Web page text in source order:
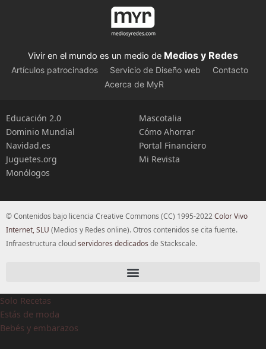
Vivir en el mundo es un medio de Medios y Redes
Artículos patrocinados Servicio de Diseño web
Contacto
Acerca de MyR
Educación 2.0
Dominio Mundial
Navidad.es
Juguetes.org
Monólogos
Mascotalia
Cómo Ahorrar
Portal Financiero
Mi Revista
© Contenidos bajo licencia Creative Commons (CC) 1995-2022Color Vivo
Internet, SLU (Medios y Redes online). Otros contenidos se cita fuente.
Infraestructura cloudservidores dedicados de Stackscale.
Solo Recetas
Estás de moda
Bebés y embarazos